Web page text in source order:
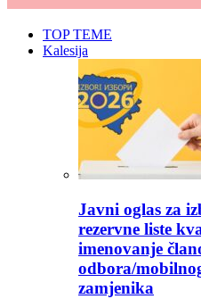
TOP TEME
Kalesija
Javni oglas za
rezervne liste
imenovanje
odbora/
zamjenika